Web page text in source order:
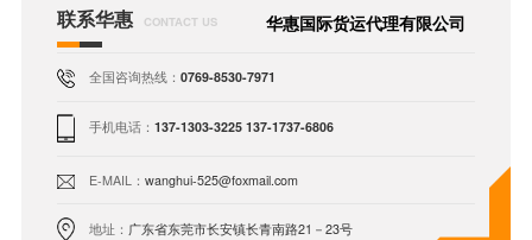
联系华惠 CONTACT US 华惠国际货运代理有限公司
全国咨询热线：0769-8530-7971
手机电话：137-1303-3225 137-1737-6806
E-MAIL：wanghui-525@foxmail.com
地址： 广东省东莞市长安镇长青南路21－23号